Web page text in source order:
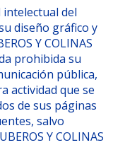
del
diseño gráfico y
Y COLINAS
prohibida su
pública,
actividad que se
de sus páginas
salvo
Y COLINAS